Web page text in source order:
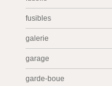
fusibles
galerie
garage
garde-boue